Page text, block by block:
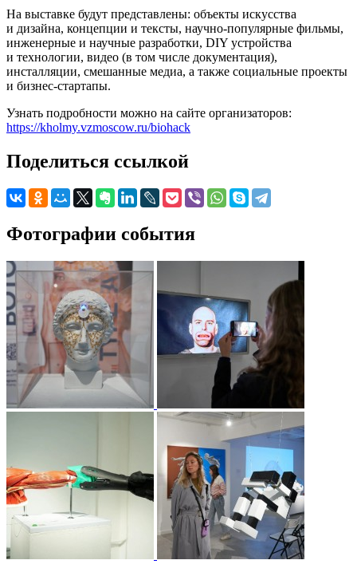
На выставке будут представлены: объекты искусства
и дизайна, концепции и тексты, научно-популярные фильмы,
инженерные и научные разработки, DIY устройства
и технологии, видео (в том числе документация),
инсталляции, смешанные медиа, а также социальные проекты
и бизнес-стартапы.
Узнать подробности можно на сайте организаторов:
https://kholmy.vzmoscow.ru/biohack
Поделиться ссылкой
Фотографии события